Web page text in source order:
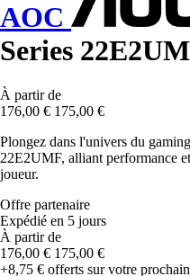
AOC
Series
À partir de
176,00 € 175,00 €
Plongez dans l'univers du
22E2UMF, alliant performance
joueur.
Offre partenaire
Expédié en 5 jours
À partir de
176,00 € 175,00 €
+8,75 € offerts sur votre